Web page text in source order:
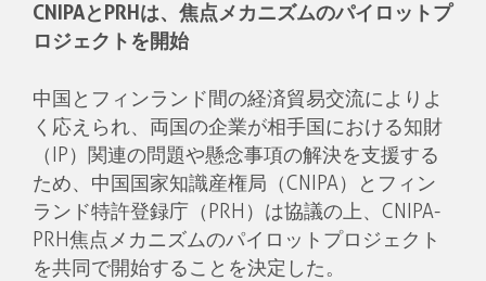
CNIPAとPRHは、焦点メカニズムのパイロットプ
ロジェクトを開始
中国とフィンランド間の経済貿易交流によりよ
く応えられ、両国の企業が相手国における知財
（IP）関連の問題や懸念事項の解決を支援する
ため、中国国家知識産権局（CNIPA）とフィン
ランド特許登録庁（PRH）は協議の上、CNIPA-
PRH焦点メカニズムのパイロットプロジェクト
を共同で開始することを決定した。